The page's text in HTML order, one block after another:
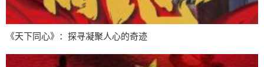
《天下同心》：探寻凝聚人心的奇迹